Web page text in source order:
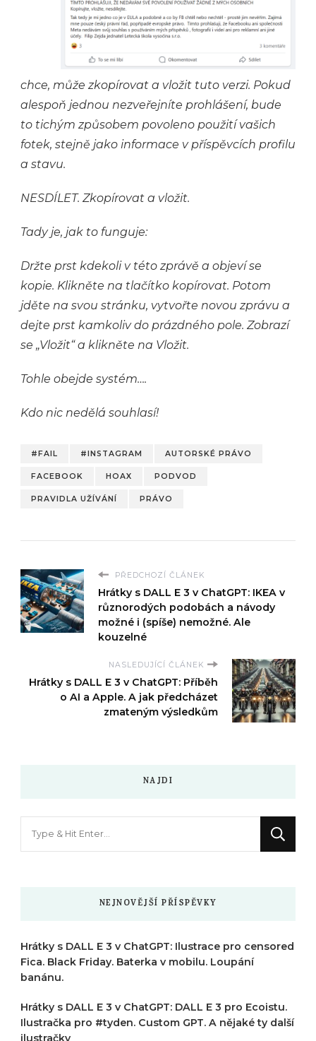
chce, může zkopírovat a vložit tuto verzi. Pokud
alespoň jednou nezveřejníte prohlášení, bude
to tichým způsobem povoleno použití vašich
fotek, stejně jako informace v příspěvcích profilu
a stavu.
NESDÍLET. Zkopírovat a vložit.
Tady je, jak to funguje:
Držte prst kdekoli v této zprávě a objeví se
kopie. Klikněte na tlačítko kopírovat. Potom
jděte na svou stránku, vytvořte novou zprávu a
dejte prst kamkoliv do prázdného pole. Zobrazí
se „Vložit“ a klikněte na Vložit.
Tohle obejde systém….
Kdo nic nedělá souhlasí!
#FAIL #INSTAGRAM AUTORSKÉ PRÁVO
FACEBOOK HOAX PODVOD
PRAVIDLA UŽÍVÁNÍ PRÁVO
PŘEDCHOZÍ ČLÁNEK
Hrátky s DALL E 3 v ChatGPT: IKEA v
různorodých podobách a návody
možné i (spíše) nemožné. Ale
kouzelné
NASLEDUJÍCÍ ČLÁNEK
Hrátky s DALL E 3 v ChatGPT: Příběh
o AI a Apple. A jak předcházet
zmateným výsledkům
NAJDI
NEJNOVĚJŠÍ PŘÍSPĚVKY
Hrátky s DALL E 3 v ChatGPT: Ilustrace pro censored
Fica. Black Friday. Baterka v mobilu. Loupání
banánu.
Hrátky s DALL E 3 v ChatGPT: DALL E 3 pro Ecoistu.
Ilustračka pro #tyden. Custom GPT. A nějaké ty další
ilustračky